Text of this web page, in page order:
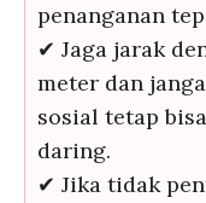
penanganan
✔ Jaga jarak
meter dan
sosial tetap
daring.
✔ Jika tidak